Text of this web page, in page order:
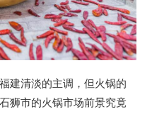
建清淡的主调，但火锅的
狮市的火锅市场前景究竟